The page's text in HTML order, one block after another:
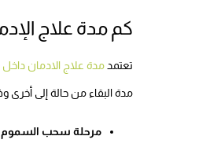
كم مدة علاج
تعتمد مدة علاج الادمان
مدة البقاء من حالة إلى أخرى
مرحلة سحب السموم